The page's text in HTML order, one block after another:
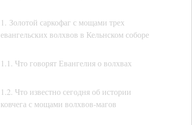
1. Золотой саркофаг с мощами трех
евангельских волхвов в Кельнском соборе
1.1. Что говорят Евангелия о волхвах
1.2. Что известно сегодня об истории
ковчега с мощами волхвов-магов